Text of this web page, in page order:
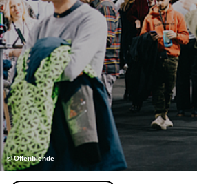
© Offenblende